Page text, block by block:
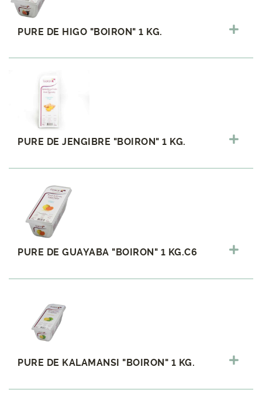
PURE DE HIGO "BOIRON" 1 KG.
PURE DE JENGIBRE "BOIRON" 1 KG.
PURE DE GUAYABA "BOIRON" 1 KG.C6
PURE DE KALAMANSI "BOIRON" 1 KG.